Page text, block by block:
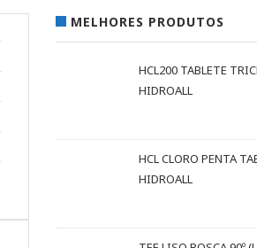
MELHORES PRODUTOS
HCL200 TABLETE
HIDROALL
HCL CLORO PENTA
HIDROALL